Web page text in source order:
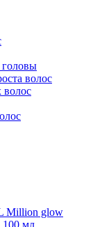
головы
волос
Million glow
100 мл